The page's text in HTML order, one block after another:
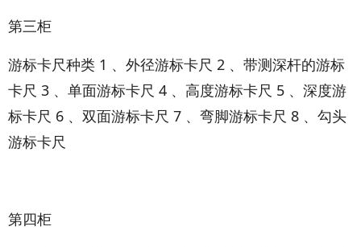
第三柜
游标卡尺种类 1 、外径游标卡尺 2 、带测深杆的游标
卡尺 3 、单面游标卡尺 4 、高度游标卡尺 5 、深度游
标卡尺 6 、双面游标卡尺 7 、弯脚游标卡尺 8 、勾头
游标卡尺
第四柜